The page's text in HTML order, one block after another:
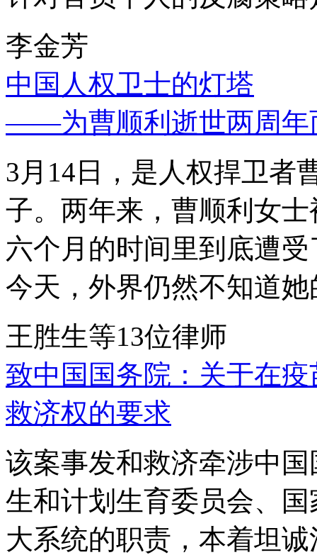
李金芳
中国人权卫士的灯塔
——为曹顺利逝世两周年
3月14日，是人权捍卫者
子。两年来，曹顺利女
六个月的时间里到底遭
今天，外界仍然不知道
王胜生等13位律师
致中国国务院：关于在
救济权的要求
该案事发和救济牵涉中
生和计划生育委员会、
大系统的职责，本着坦